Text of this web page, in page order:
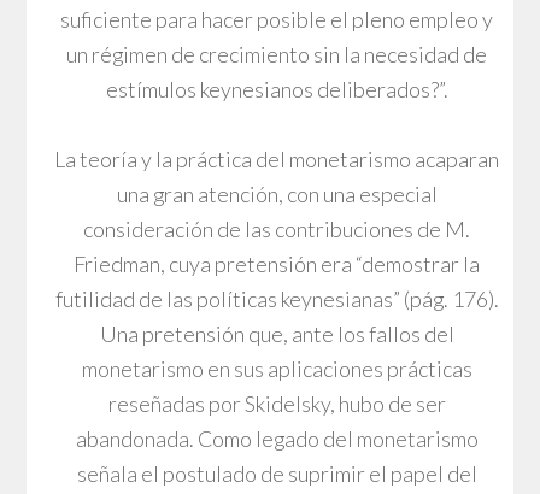
suficiente para hacer posible el pleno empleo y
un régimen de crecimiento sin la necesidad de
estímulos keynesianos deliberados?”.
La teoría y la práctica del monetarismo acaparan
una gran atención, con una especial
consideración de las contribuciones de M.
Friedman, cuya pretensión era “demostrar la
futilidad de las políticas keynesianas” (pág. 176).
Una pretensión que, ante los fallos del
monetarismo en sus aplicaciones prácticas
reseñadas por Skidelsky, hubo de ser
abandonada. Como legado del monetarismo
señala el postulado de suprimir el papel del